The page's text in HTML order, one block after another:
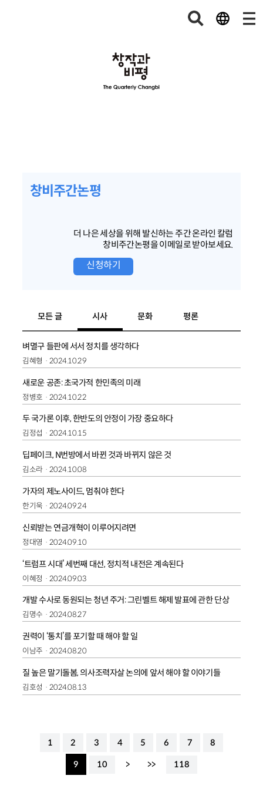
창비주간논평
더 나은 세상을 위해 발신하는 주간 온라인 칼럼
창비주간논평을 이메일로 받아보세요.
신청하기
모든 글 시사 문화 평론
벼멸구 들판에 서서 정치를 생각하다
김혜형 2024.10.29
새로운 공존: 초국가적 한민족의 미래
정병호 2024.10.22
두 국가론 이후, 한반도의 안정이 가장 중요하다
김정섭 2024.10.15
딥페이크, N번방에서 바뀐 것과 바뀌지 않은 것
김소라 2024.10.08
가자의 제노사이드, 멈춰야 한다
한기욱 2024.09.24
신뢰받는 연금개혁이 이루어지려면
정대영 2024.09.10
‘트럼프 시대’ 세번째 대선, 정치적 내전은 계속된다
이혜정 2024.09.03
개발 수사로 동원되는 청년 주거: 그린벨트 해제 발표에 관한 단상
김명수 2024.08.27
권력이 ‘통치’를 포기할 때 해야 할 일
이남주 2024.08.20
질 높은 말기돌봄, 의사조력자살 논의에 앞서 해야 할 이야기들
김호성 2024.08.13
1 2 3 4 5 6 7 8
9 10 > >> 118